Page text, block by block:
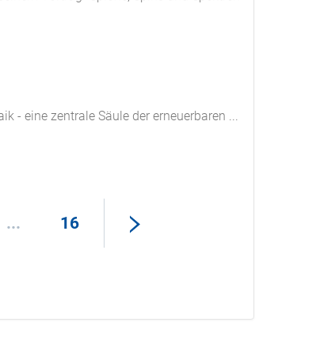
- eine zentrale Säule der erneuerbaren ...
... 16